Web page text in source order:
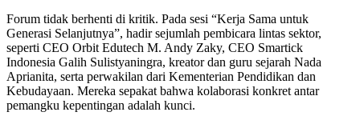
Forum tidak berhenti di kritik. Pada sesi “Kerja Sama untuk
Generasi Selanjutnya”, hadir sejumlah pembicara lintas sektor,
seperti CEO Orbit Edutech M. Andy Zaky, CEO Smartick
Indonesia Galih Sulistyaningra, kreator dan guru sejarah Nada
Aprianita, serta perwakilan dari Kementerian Pendidikan dan
Kebudayaan. Mereka sepakat bahwa kolaborasi konkret antar
pemangku kepentingan adalah kunci.